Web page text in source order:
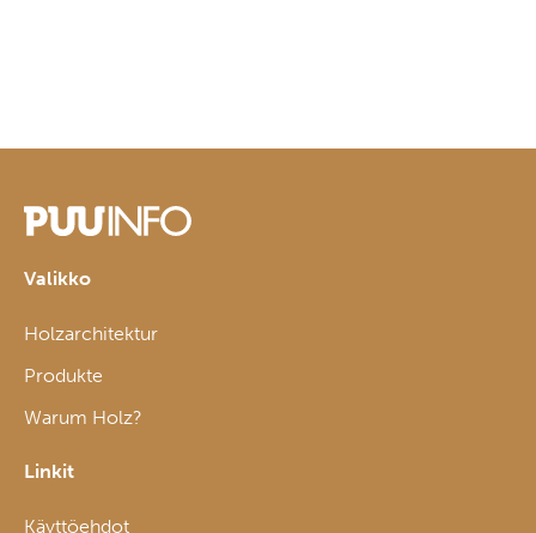
Valikko
Holzarchitektur
Produkte
Warum Holz?
Linkit
Käyttöehdot